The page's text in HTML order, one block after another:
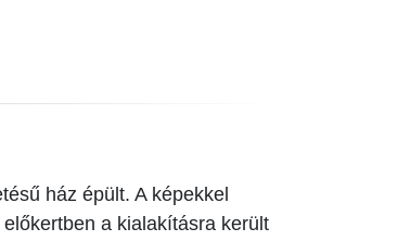
ház épült. A képekkel
a kialakításra került